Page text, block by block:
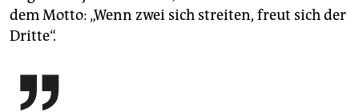
dem Motto: „Wenn zwei sich streiten, freut sich der
Dritte“.
